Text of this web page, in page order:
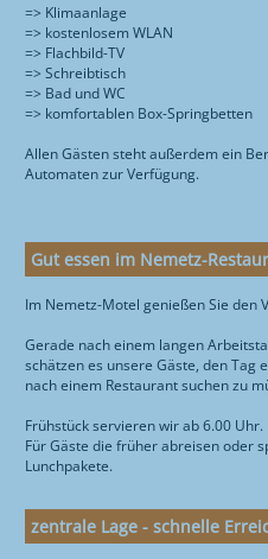
=> Klimaanlage
=> kostenlosem WLAN
=> Flachbild-TV
=> Schreibtisch
=> Bad und WC
=> komfortablen Box-Springbetten
Allen Gästen steht außerdem ein
Automaten zur Verfügung.
Gut essen im Nemetz-
Im Nemetz-Motel genießen Sie den
Gerade nach einem langen
schätzen es unsere Gäste, den Tag
nach einem Restaurant suchen zu
Frühstück servieren wir ab 6.00 Uhr.
Für Gäste die früher abreisen oder
Lunchpakete.
zentrale Lage - schnelle